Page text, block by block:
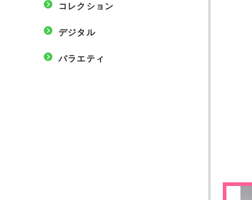
コレクション
デジタル
バラエティ